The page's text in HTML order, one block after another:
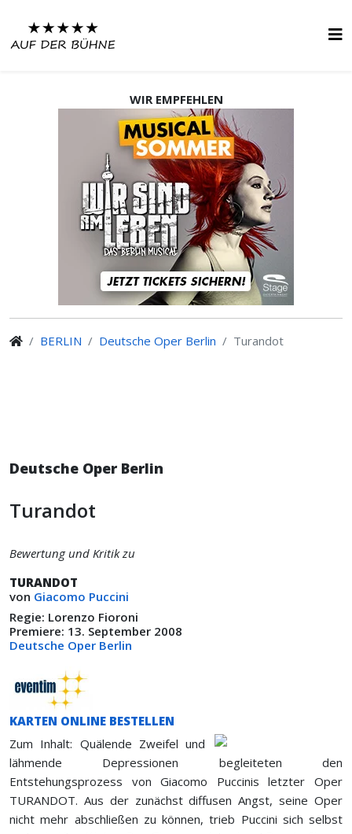
WIR EMPFEHLEN
BERLIN Deutsche Oper Berlin Turandot
Deutsche Oper Berlin
Turandot
Bewertung und Kritik zu
TURANDOT
von Giacomo Puccini
Regie: Lorenzo Fioroni
Premiere: 13. September 2008
Deutsche Oper Berlin
KARTEN ONLINE BESTELLEN
Zum Inhalt: Quälende Zweifel und
lähmende Depressionen begleiteten den
Entstehungsprozess von Giacomo Puccinis letzter Oper
TURANDOT. Aus der zunächst diffusen Angst, seine Oper
nicht mehr abschließen zu können, trieb Puccini sich selbst